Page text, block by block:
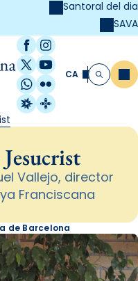
Santoral del dia
SAVA
Facebook
Instagram
X / Twitter
YouTube
WhatsApp
Flickr
Radio Estel
Catalunya
CA Cerca
Vallejo, director
Franciscana
de Barcelona